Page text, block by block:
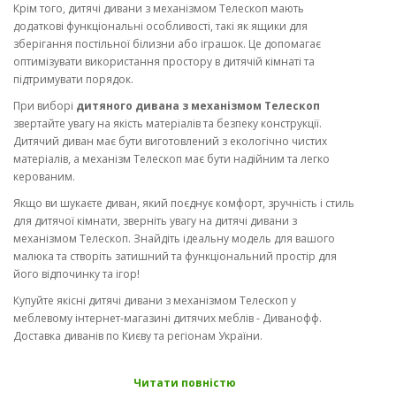
Крім того, дитячі дивани з механізмом Телескоп мають
додаткові функціональні особливості, такі як ящики для
зберігання постільної білизни або іграшок. Це допомагає
оптимізувати використання простору в дитячій кімнаті та
підтримувати порядок.
При виборі дитяного дивана з механізмом Телескоп
звертайте увагу на якість матеріалів та безпеку конструкції.
Дитячий диван має бути виготовлений з екологічно чистих
матеріалів, а механізм Телескоп має бути надійним та легко
керованим.
Якщо ви шукаєте диван, який поєднує комфорт, зручність і стиль
для дитячої кімнати, зверніть увагу на дитячі дивани з
механізмом Телескоп. Знайдіть ідеальну модель для вашого
малюка та створіть затишний та функціональний простір для
його відпочинку та ігор!
Купуйте якісні дитячі дивани з механізмом Телескоп у
меблевому інтернет-магазині дитячих меблів - Диванофф.
Доставка диванів по Києву та регіонам України.
Читати повністю